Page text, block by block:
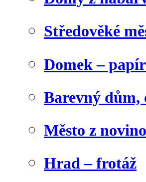
Středověké
Domek –
Barevný dům,
Město z
Hrad – frotáž